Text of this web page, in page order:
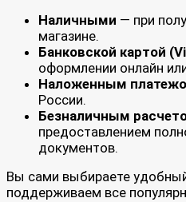
Наличными — при
магазине.
Банковской картой
оформлении онлайн
Наложенным
России.
Безналичным
предоставлением
документов.
Вы сами выбираете
поддерживаем все